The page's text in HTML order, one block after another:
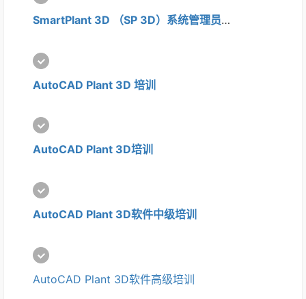
SmartPlant 3D （SP 3D）系统管理员培训
AutoCAD Plant 3D 培训
AutoCAD Plant 3D培训
AutoCAD Plant 3D软件中级培训
AutoCAD Plant 3D软件高级培训